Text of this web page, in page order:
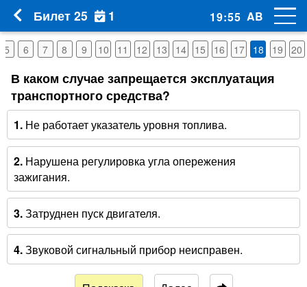
5 6 7 8 9 10 11 12 13 14 15 16 17 18 19 20
В каком случае запрещается эксплуатация
транспортного средства?
1.Не работает указатель уровня топлива.
2.Нарушена регулировка угла опережения
зажигания.
3.Затруднен пуск двигателя.
4.Звуковой сигнальный прибор неисправен.
Билет 25 1 19:54 AB